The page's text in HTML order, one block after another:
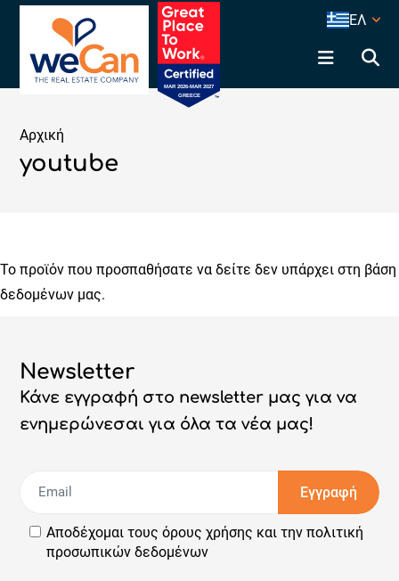
ΕΛ
Αρχική
youtube
Το προϊόν που προσπαθήσατε να δείτε δεν υπάρχει στη βάση
δεδομένων μας.
Newsletter
Κάνε εγγραφή στο newsletter μας για να
ενημερώνεσαι για όλα τα νέα μας!
Εγγραφή
Αποδέχομαι τουςόρους χρήσης και τηνπολιτική
προσωπικών δεδομένων